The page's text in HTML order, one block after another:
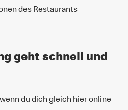
des Restaurants
geht schnell und
du dich gleich hier online